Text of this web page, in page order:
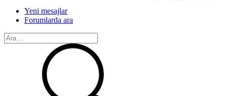
Yeni mesajlar
Forumlarda ara